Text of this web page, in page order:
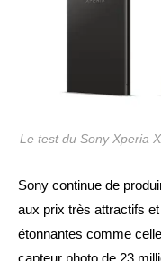
Le test du Sony Xperia
Sony continue de
aux prix très attractifs
étonnantes comme
capteur photo de 23